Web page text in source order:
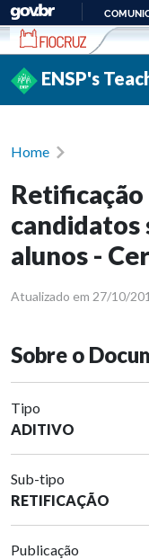
Ir para conteúdo
ENSP's
Home
candidatos
alunos -
Atualizado em 27/10/
Sobre o
Tipo
ADITIVO
Sub-tipo
RETIFICAÇÃO
Publicação